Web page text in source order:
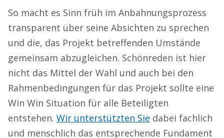
So macht es Sinn früh im Anbahnungsprozess
transparent über seine Absichten zu sprechen
und die, das Projekt betreffenden Umstände
gemeinsam abzugleichen. Schönreden ist hier
nicht das Mittel der Wahl und auch bei den
Rahmenbedingungen für das Projekt sollte eine
Win Win Situation für alle Beteiligten
entstehen. Wir unterstützten Sie dabei fachlich
und menschlich das entsprechende Fundament